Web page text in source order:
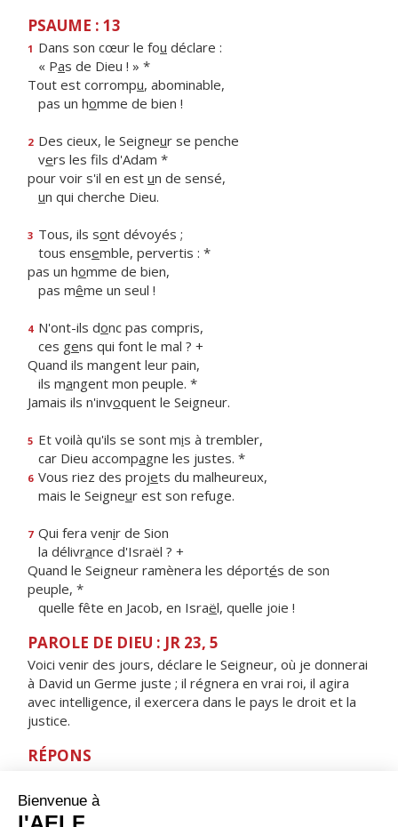
PSAUME : 13
1 Dans son cœur le fou déclare :
« Pas de Dieu ! » *
Tout est corrompu, abominable,
pas un homme de bien !
2 Des cieux, le Seigneur se penche
vers les fils d'Adam *
pour voir s'il en est un de sensé,
un qui cherche Dieu.
3 Tous, ils sont dévoyés ;
tous ensemble, pervertis : *
pas un homme de bien,
pas même un seul !
4 N'ont-ils donc pas compris,
ces gens qui font le mal ? +
Quand ils mangent leur pain,
ils mangent mon peuple. *
Jamais ils n'invoquent le Seigneur.
5 Et voilà qu'ils se sont mis à trembler,
car Dieu accompagne les justes. *
6 Vous riez des projets du malheureux,
mais le Seigneur est son refuge.
7 Qui fera venir de Sion
la délivrance d'Israël ? +
Quand le Seigneur ramènera les déportés de son
peuple, *
quelle fête en Jacob, en Israël, quelle joie !
PAROLE DE DIEU : JR 23, 5
Voici venir des jours, déclare le Seigneur, où je donnerai
à David un Germe juste ; il régnera en vrai roi, il agira
avec intelligence, il exercera dans le pays le droit et la
justice.
RÉPONS
et tous les rois de la terre, sa gloire.